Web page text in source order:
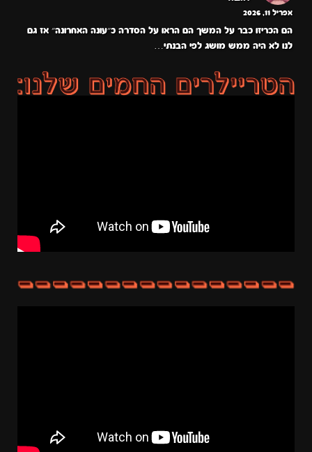
אפריל 11, 2026
הם הכריזו כבר על המשך הם הראו על הסדרה כ״עונה האחרונה״ אז גם
לנו לא היה ממש מושג לפי הבנתי…